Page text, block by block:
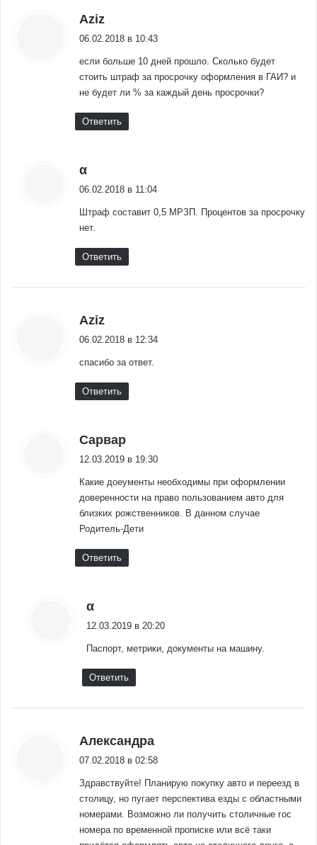
Aziz
06.02.2018 в 10:43
если больше 10 дней прошло. Сколько будет
стоить штраф за просрочку оформления в ГАИ? и
не будет ли % за каждый день просрочки?
Ответить
α
06.02.2018 в 11:04
Штраф составит 0,5 МРЗП. Процентов за просрочку
нет.
Ответить
Aziz
06.02.2018 в 12:34
спасибо за ответ.
Ответить
Сарвар
12.03.2019 в 19:30
Какие доеументы необходимы при оформлении
доверенности на право пользованием авто для
близких рожственников. В данном случае
Родитель-Дети
Ответить
α
12.03.2019 в 20:20
Паспорт, метрики, документы на машину.
Ответить
Александра
07.02.2018 в 02:58
Здравствуйте! Планирую покупку авто и переезд в
столицу, но пугает перспектива езды с областными
номерами. Возможно ли получить столичные гос
номера по временной прописке или всё таки